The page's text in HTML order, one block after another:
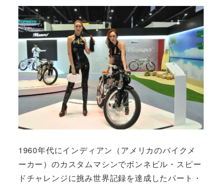
1960年代にインディアン（アメリカのバイクメ
ーカー）のカスタムマシンでボンネビル・スピー
ドチャレンジに挑み世界記録を達成したパート・